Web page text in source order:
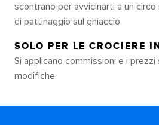
scontrano per avvicinarti a un
di pattinaggio sul ghiaccio.
SOLO PER LE CROCIERE
Si applicano commissioni e i
modifiche.